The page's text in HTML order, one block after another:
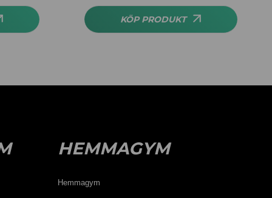
KÖP PRODUKT
HEMMAGYM
Hemmagym